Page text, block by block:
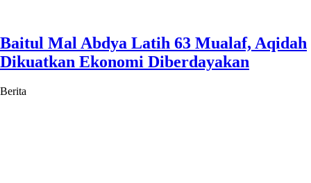
Baitul Mal Abdya Latih 63 Mualaf, Aqidah
Dikuatkan Ekonomi Diberdayakan
Berita